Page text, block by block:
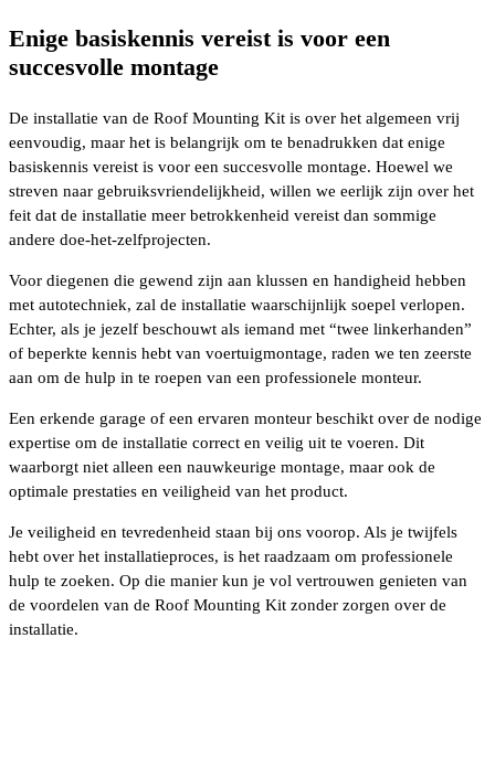
Enige basiskennis vereist is voor een
succesvolle montage
De installatie van de Roof Mounting Kit is over het algemeen vrij
eenvoudig, maar het is belangrijk om te benadrukken dat enige
basiskennis vereist is voor een succesvolle montage. Hoewel we
streven naar gebruiksvriendelijkheid, willen we eerlijk zijn over het
feit dat de installatie meer betrokkenheid vereist dan sommige
andere doe-het-zelfprojecten.
Voor diegenen die gewend zijn aan klussen en handigheid hebben
met autotechniek, zal de installatie waarschijnlijk soepel verlopen.
Echter, als je jezelf beschouwt als iemand met “twee linkerhanden”
of beperkte kennis hebt van voertuigmontage, raden we ten zeerste
aan om de hulp in te roepen van een professionele monteur.
Een erkende garage of een ervaren monteur beschikt over de nodige
expertise om de installatie correct en veilig uit te voeren. Dit
waarborgt niet alleen een nauwkeurige montage, maar ook de
optimale prestaties en veiligheid van het product.
Je veiligheid en tevredenheid staan bij ons voorop. Als je twijfels
hebt over het installatieproces, is het raadzaam om professionele
hulp te zoeken. Op die manier kun je vol vertrouwen genieten van
de voordelen van de Roof Mounting Kit zonder zorgen over de
installatie.